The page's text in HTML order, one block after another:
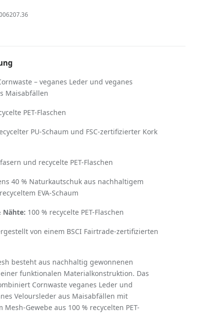
– veganes Leder und veganes
Maisabfällen
PET-Flaschen
PU-Schaum und FSC-zertifizierter Kork
und recycelte PET-Flaschen
40 % Naturkautschuk aus nachhaltigem
EVA-Schaum
Nähte: 100 % recycelte PET-Flaschen
von einem BSCI Fairtrade-zertifizierten
besteht aus nachhaltig gewonnenen
funktionalen Materialkonstruktion. Das
Cornwaste veganes Leder und
Veloursleder aus Maisabfällen mit
Gewebe aus 100 % recycelten PET-